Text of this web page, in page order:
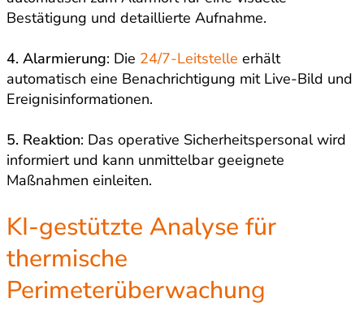
Bestätigung und detaillierte Aufnahme.
4. Alarmierung: Die 24/7-Leitstelle erhält
automatisch eine Benachrichtigung mit Live-Bild und
Ereignisinformationen.
5. Reaktion: Das operative Sicherheitspersonal wird
informiert und kann unmittelbar geeignete
Maßnahmen einleiten.
KI-gestützte Analyse für
thermische
Perimeterüberwachung